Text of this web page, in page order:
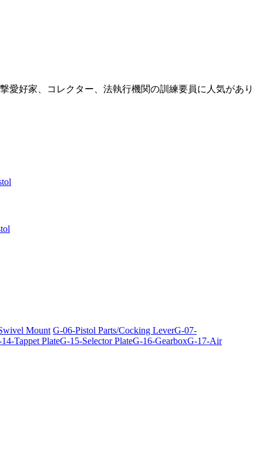
愛好家、コレクター、法執行機関の訓練要員に人気があり
Mount G-06-Pistol Parts/Cocking LeverG-07-
Tappet PlateG-15-Selector PlateG-16-GearboxG-17-Air